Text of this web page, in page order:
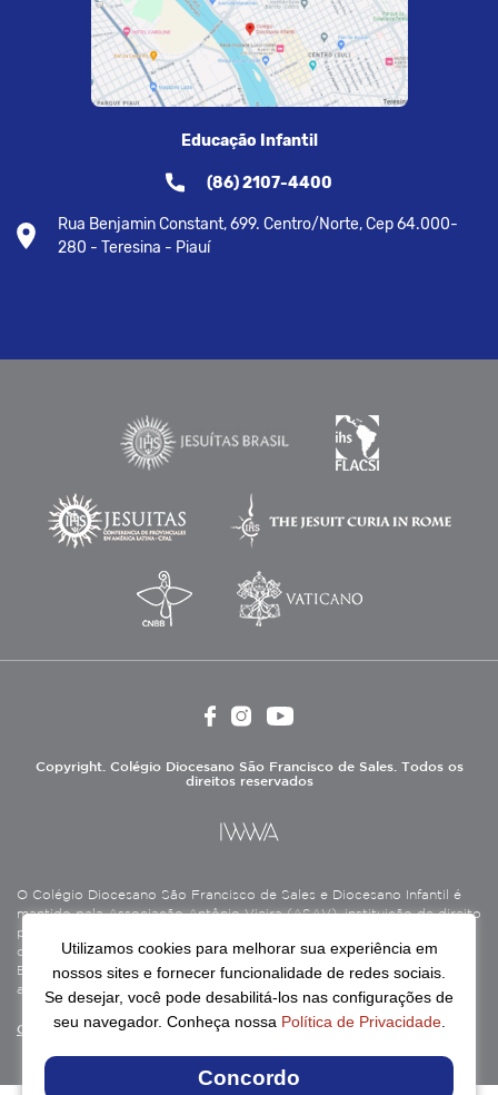
Educação Infantil
(86) 2107-4400
Rua Benjamin Constant, 699. Centro/Norte, Cep 64.000-
280 - Teresina - Piauí
Copyright. Colégio Diocesano São Francisco de Sales. Todos os
direitos reservados
O Colégio Diocesano São Francisco de Sales e Diocesano Infantil é
mantido pela Associação Antônio Vieira (ASAV), instituição de direito
privado sem fins lucrativos, filantrópica, de natureza educativa,
cultural, assistencial e beneficente, certificada como Entidade
Beneficente de Assistência Social (CEBAS), nas áreas de educação e
assistência social.
Continue lendo
Utilizamos cookies para melhorar sua experiência em
nossos sites e fornecer funcionalidade de redes sociais.
Se desejar, você pode desabilitá-los nas configurações de
seu navegador. Conheça nossa Política de Privacidade.
Concordo